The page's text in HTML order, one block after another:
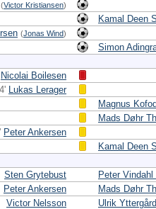
(Victor Kristiansen)
Kamal Deen
(Jonas Wind)
Simon
Nicolai Boilesen
Lukas Lerager
Magnus
Mads Døhr
Peter Ankersen
Kamal Deen
Sten Grytebust
Peter
Peter Ankersen
Mads Døhr
Victor Nelsson
Ulrik Yttergård